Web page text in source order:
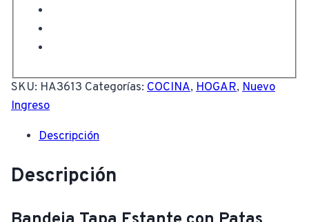
SKU: HA3613 Categorías: COCINA, HOGAR, Nuevo
Ingreso
Descripción
Descripción